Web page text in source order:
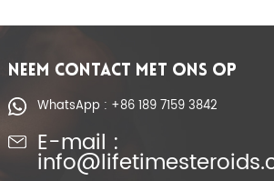
NEEM CONTACT MET ONS OP
WhatsApp : +86 189 7159 3842
E-mail :